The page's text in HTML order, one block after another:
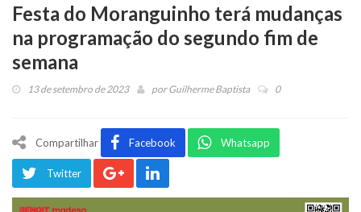
Festa do Moranguinho terá mudanças
na programação do segundo fim de
semana
13 de setembro de 2023 porGuilherme Baptista 0
Compartilhar Facebook Whatsapp
Twitter